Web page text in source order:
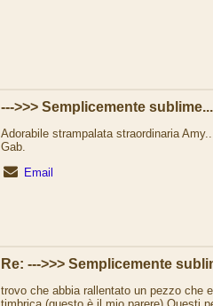
--->>> Semplicemente sublime...
Adorabile strampalata straordinaria
Gab.
Email
Re: --->>> Semplicemente
trovo che abbia rallentato un pezzo che